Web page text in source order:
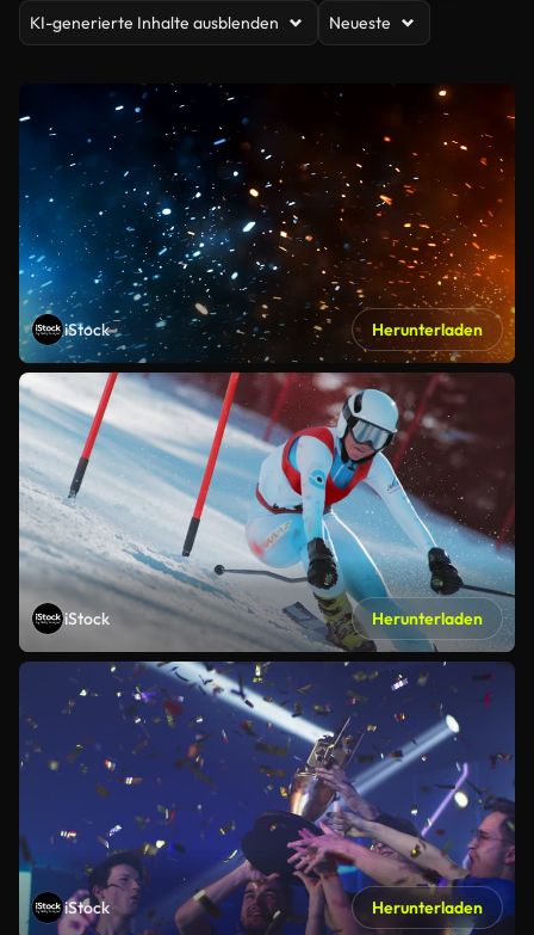
KI-generierte Inhalte ausblenden Neueste
iStock Herunterladen
iStock Herunterladen
iStock Herunterladen